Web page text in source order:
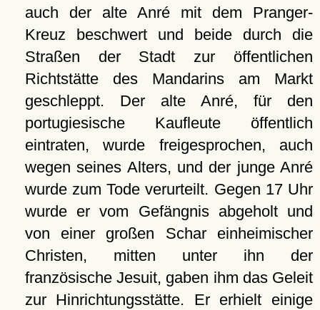
auch der alte Anré mit dem Pranger-
Kreuz beschwert und beide durch die
Straßen der Stadt zur öffentlichen
Richtstätte des Mandarins am Markt
geschleppt. Der alte Anré, für den
portugiesische Kaufleute öffentlich
eintraten, wurde freigesprochen, auch
wegen seines Alters, und der junge Anré
wurde zum Tode verurteilt. Gegen 17 Uhr
wurde er vom Gefängnis abgeholt und
von einer großen Schar einheimischer
Christen, mitten unter ihn der
französische Jesuit, gaben ihm das Geleit
zur Hinrichtungsstätte. Er erhielt einige